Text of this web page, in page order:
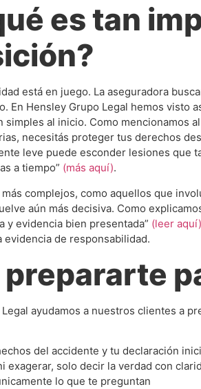
es tan
está en juego. La aseguradora
En Hensley Grupo Legal hemos visto
simples al inicio. Como mencionamos
necesitás proteger tus derechos
leve puede esconder lesiones que
a tiempo” (más aquí).
más complejos, como aquellos que
aún más decisiva. Como
y evidencia bien presentada” (leer aquí)
evidencia de responsabilidad.
prepararte
ayudamos a nuestros clientes a
del accidente y tu declaración
exagerar, solo decir la verdad con
lo que te preguntan